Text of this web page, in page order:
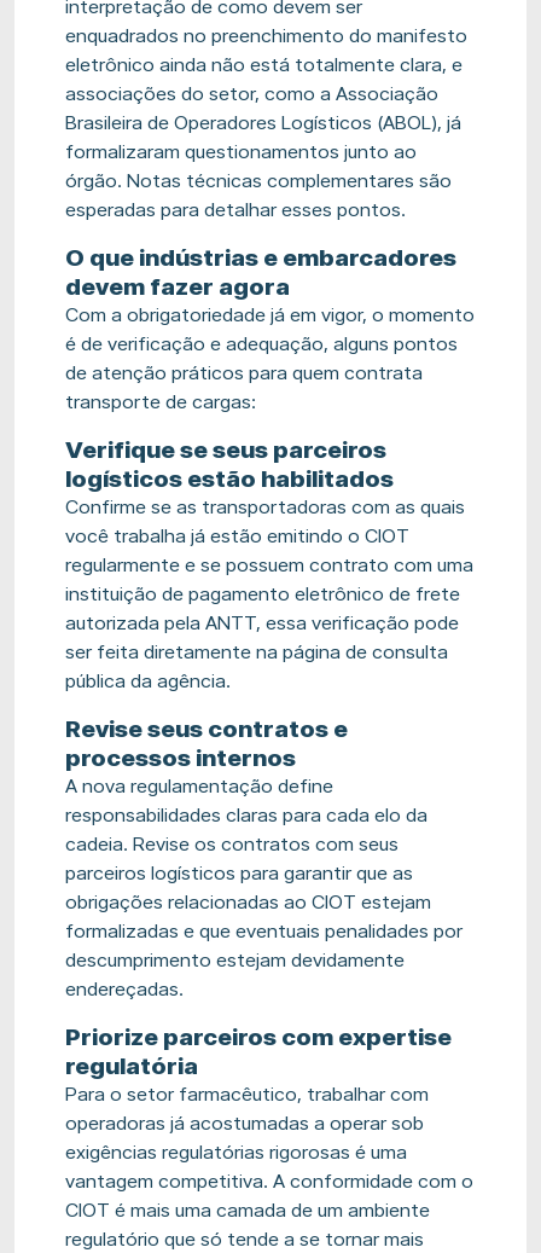
interpretação de como devem ser
enquadrados no preenchimento do manifesto
eletrônico ainda não está totalmente clara, e
associações do setor, como a Associação
Brasileira de Operadores Logísticos (ABOL), já
formalizaram questionamentos junto ao
órgão. Notas técnicas complementares são
esperadas para detalhar esses pontos.
O que indústrias e embarcadores
devem fazer agora
Com a obrigatoriedade já em vigor, o momento
é de verificação e adequação, alguns pontos
de atenção práticos para quem contrata
transporte de cargas:
Verifique se seus parceiros
logísticos estão habilitados
Confirme se as transportadoras com as quais
você trabalha já estão emitindo o CIOT
regularmente e se possuem contrato com uma
instituição de pagamento eletrônico de frete
autorizada pela ANTT, essa verificação pode
ser feita diretamente na página de consulta
pública da agência.
Revise seus contratos e
processos internos
A nova regulamentação define
responsabilidades claras para cada elo da
cadeia. Revise os contratos com seus
parceiros logísticos para garantir que as
obrigações relacionadas ao CIOT estejam
formalizadas e que eventuais penalidades por
descumprimento estejam devidamente
endereçadas.
Priorize parceiros com expertise
regulatória
Para o setor farmacêutico, trabalhar com
operadoras já acostumadas a operar sob
exigências regulatórias rigorosas é uma
vantagem competitiva. A conformidade com o
CIOT é mais uma camada de um ambiente
regulatório que só tende a se tornar mais